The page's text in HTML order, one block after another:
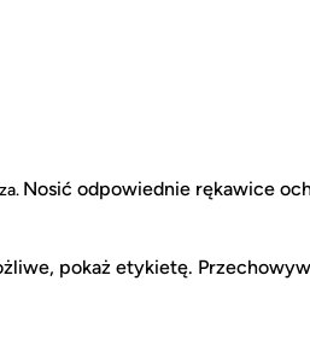
Nosić odpowiednie rękawice
pokaż etykietę.